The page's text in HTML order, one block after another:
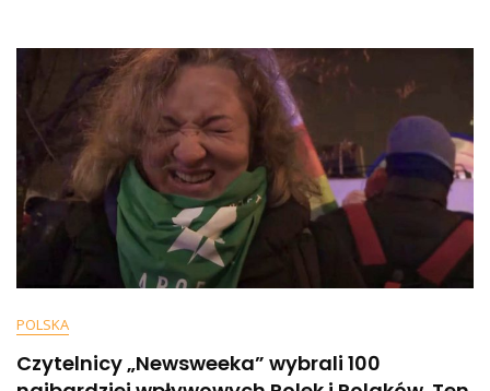
Obcą
Kobietę
POLSKA
Czytelnicy „Newsweeka” wybrali 100